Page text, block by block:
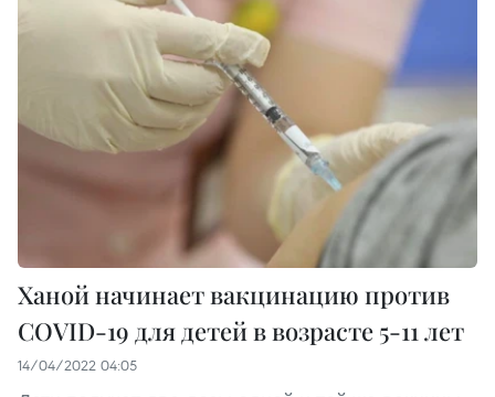
Ханой начинает вакцинацию против
COVID-19 для детей в возрасте 5-11 лет
14/04/2022 04:05